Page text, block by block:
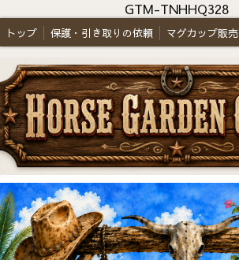
GTM-TNHHQ328
トップ 保護・引き取りの依頼 マグカップ販売